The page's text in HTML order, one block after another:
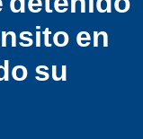
en
su